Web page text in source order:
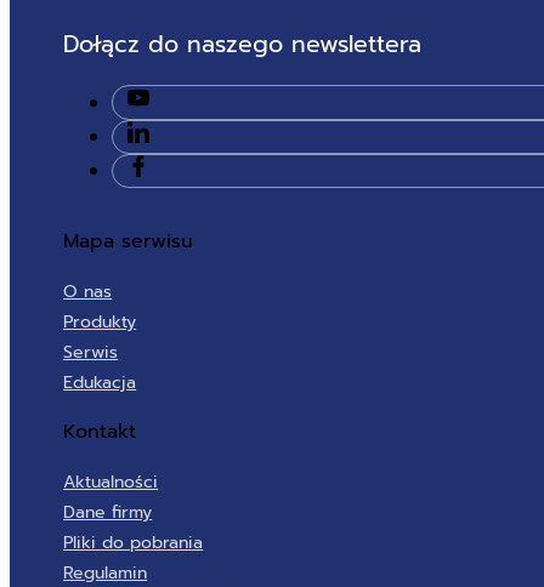
Dołącz do naszego newslettera
Mapa serwisu
O nas
Produkty
Serwis
Edukacja
Kontakt
Aktualności
Dane firmy
Pliki do pobrania
Regulamin